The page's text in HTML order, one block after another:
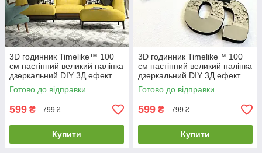
3D годинник Timelike™ 100
см настінний великий наліпка
дзеркальний DIY 3Д ефект
Арабські2-G золотистий
Готово до відправки
599 ₴ 799 ₴
Купити
3D годинник Timelike™ 100
см настінний великий наліпка
дзеркальний DIY 3Д ефект
Арабські2-Gr в їдальню сірий
Готово до відправки
599 ₴ 799 ₴
Купити